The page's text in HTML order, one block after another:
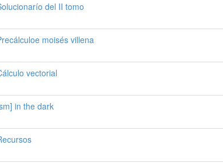
del II tomo
moisés villena
vectorial
in the dark